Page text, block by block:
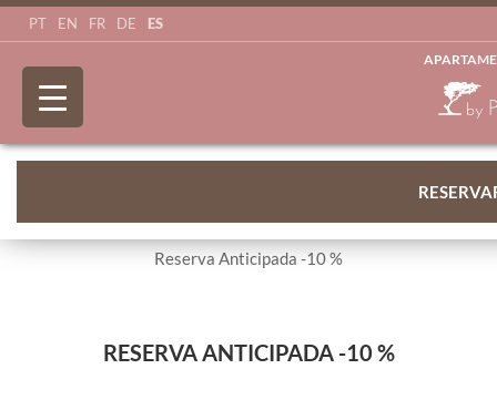
PT EN FR DE ES
Reserva Anticipada -10 %
RESERVA ANTICIPADA -10 %